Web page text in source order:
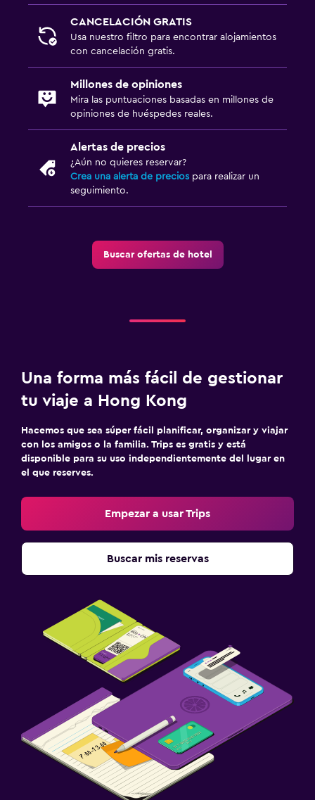
CANCELACIÓN GRATIS
Usa nuestro filtro para encontrar alojamientos
con cancelación gratis.
Millones de opiniones
Mira las puntuaciones basadas en millones de
opiniones de huéspedes reales.
Alertas de precios
¿Aún no quieres reservar?
Crea una alerta de precios para realizar un
seguimiento.
Buscar ofertas de hotel
Una forma más fácil de gestionar
tu viaje a Hong Kong
Hacemos que sea súper fácil planificar, organizar y viajar
con los amigos o la familia. Trips es gratis y está
disponible para su uso independientemente del lugar en
el que reserves.
Empezar a usar Trips
Buscar mis reservas